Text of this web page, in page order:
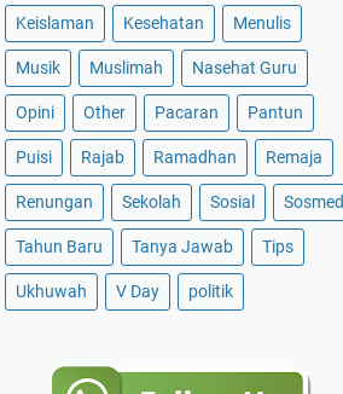
Keislaman Kesehatan Menulis
Musik Muslimah Nasehat Guru
Opini Other Pacaran Pantun
Puisi Rajab Ramadhan Remaja
Renungan Sekolah Sosial Sosmed
Tahun Baru Tanya Jawab Tips
Ukhuwah V Day politik